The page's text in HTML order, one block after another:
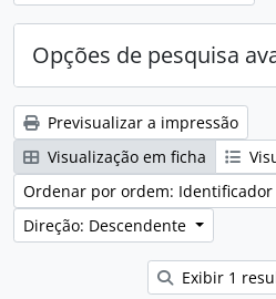
Opções de pesquisa
Previsualizar a impressão
Visualização em ficha
Ordenar por ordem: Identificador
Direção: Descendente
Exibir 1